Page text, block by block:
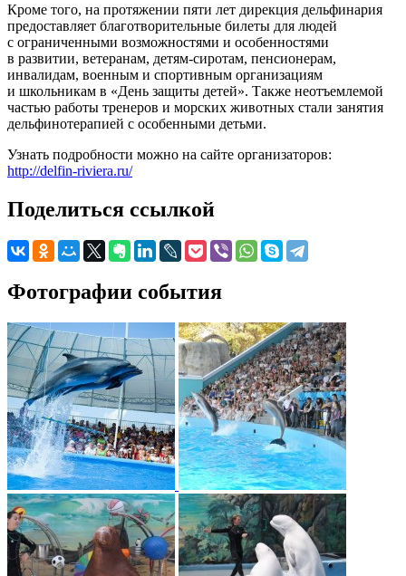
Кроме того, на протяжении пяти лет дирекция дельфинария
предоставляет благотворительные билеты для людей
с ограниченными возможностями и особенностями
в развитии, ветеранам, детям-сиротам, пенсионерам,
инвалидам, военным и спортивным организациям
и школьникам в «День защиты детей». Также неотъемлемой
частью работы тренеров и морских животных стали занятия
дельфинотерапией с особенными детьми.
Узнать подробности можно на сайте организаторов:
http://delfin-riviera.ru/
Поделиться ссылкой
Фотографии события